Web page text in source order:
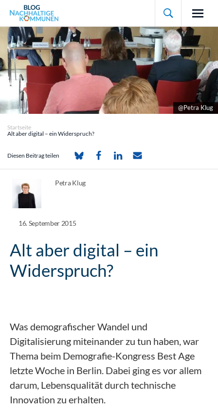

@Petra Klug
Startseite
Alt aber digital – ein Widerspruch?
Diesen Beitrag teilen
Petra Klug
16. September 2015
Alt aber digital – ein
Widerspruch?
Was demografischer Wandel und
Digitalisierung miteinander zu tun haben, war
Thema beim Demografie-Kongress Best Age
letzte Woche in Berlin. Dabei ging es vor allem
darum, Lebensqualität durch technische
Innovation zu erhalten.